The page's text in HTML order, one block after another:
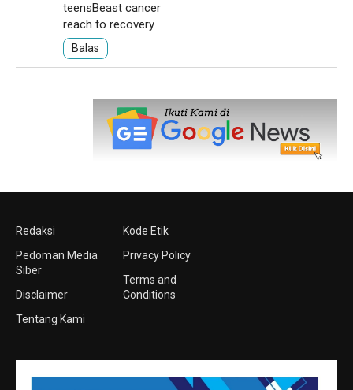
teensBeast cancer
reach to recovery
Balas
Redaksi
Pedoman Media
Siber
Disclaimer
Tentang Kami
Kode Etik
Privacy Policy
Terms and
Conditions